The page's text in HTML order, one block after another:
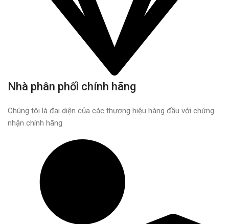
Nhà phân phối chính hãng
Chúng tôi là đại diện của các thương hiệu hàng đầu với chứng
nhận chính hãng